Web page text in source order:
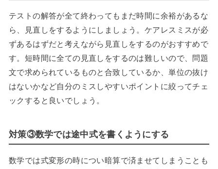
テストの解答が全て終わってもまだ時間に余裕があるな
ら、見直しをするようにしましょう。ケアレスミスが必
ずあるはずだと考えながら見直しをするのがおすすめで
す。短時間に全ての見直しをするのは難しいので、問題
文で求められているものと合致しているか、単位の抜け
はないかなど自分のミスしやすいポイントに絞ってチェ
ックすると良いでしょう。
対策③数学では途中式を書くようにする
数学では式変形の時につい暗算で済ませてしまうことも